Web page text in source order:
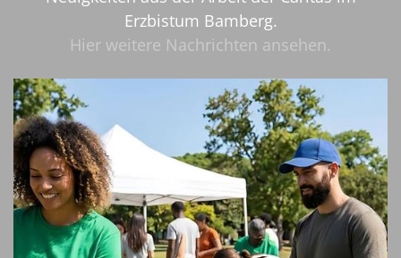
Erzbistum Bamberg.
Hier weitere Nachrichten ansehen.